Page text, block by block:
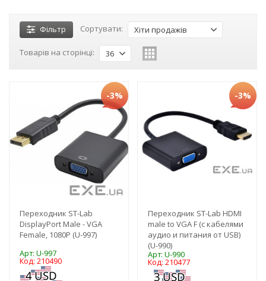
Фільтр Сортувати: Хіти продажів
Товарів на сторінці: 36
-3%
Переходник ST-Lab
DisplayPort Male - VGA
Female, 1080P (U-997)
Арт: U-997
Код: 210490
-3%
Переходник ST-Lab HDMI
male to VGA F (с кабелями
аудио и питания от USB)
(U-990)
Арт: U-990
Код: 210477